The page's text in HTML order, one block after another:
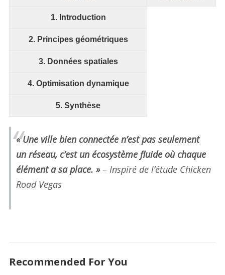
1. Introduction
2. Principes géométriques
3. Données spatiales
4. Optimisation dynamique
5. Synthèse
« Une ville bien connectée n’est pas seulement
un réseau, c’est un écosystème fluide où chaque
élément a sa place. »– Inspiré de l’étude Chicken
Road Vegas
Recommended For You